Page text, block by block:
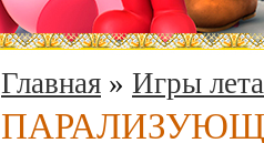
Главная » Игры